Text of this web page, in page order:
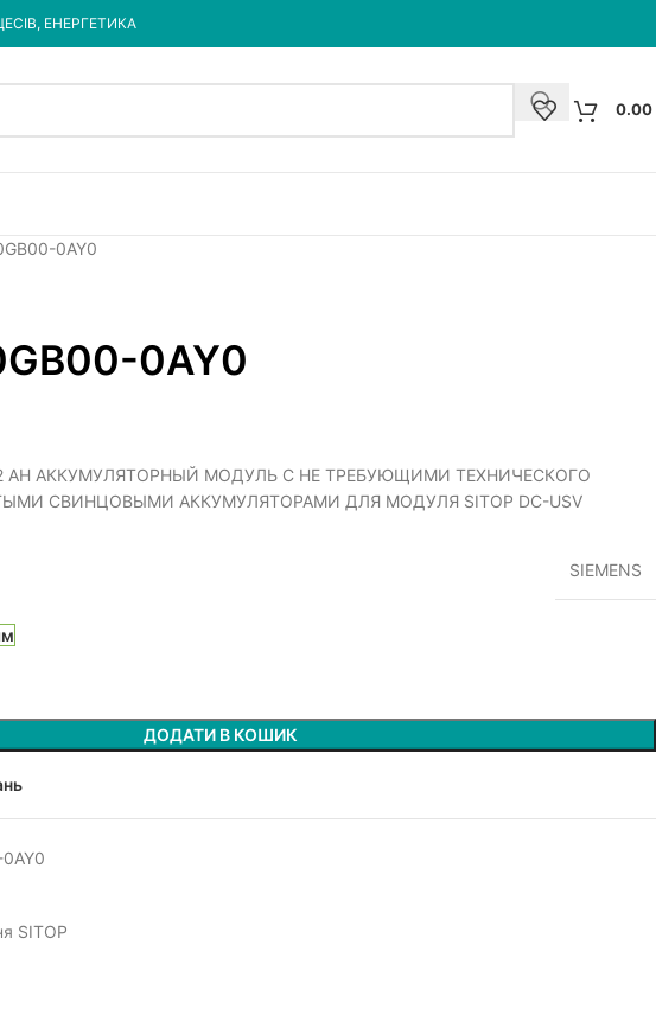
ЕНЕРГЕТИКА
0.00
0AY0
0AY0
12 AH АККУМУЛЯТОРНЫЙ МОДУЛЬ С НЕ ТРЕБУЮЩИМИ ТЕХНИЧЕСКОГО
СВИНЦОВЫМИ АККУМУЛЯТОРАМИ ДЛЯ МОДУЛЯ SITOP DC-USV
SIEMENS
ДОДАТИ В КОШИК
SITOP